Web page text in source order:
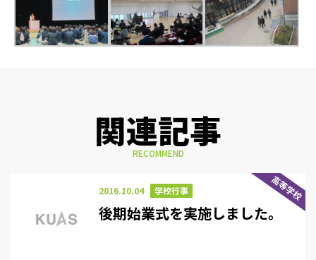
関連記事
RECOMMEND
高等学校
2016.10.04 学校行事
後期始業式を実施しました。